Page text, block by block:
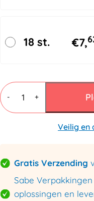
18 st. €7,
-
Waarschuwingsetiketten
"Voorzichtig
Breekbaar"
aantal
+
Veilig en
Gratis Verzending
Sabe
oplossingen en